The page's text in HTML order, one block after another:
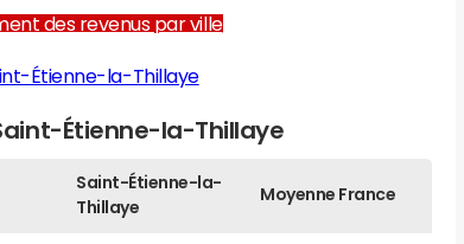
des revenus par ville
Étienne-la-Thillaye
Étienne-la-Thillaye
Saint-Étienne-la-
Thillaye
Moyenne France